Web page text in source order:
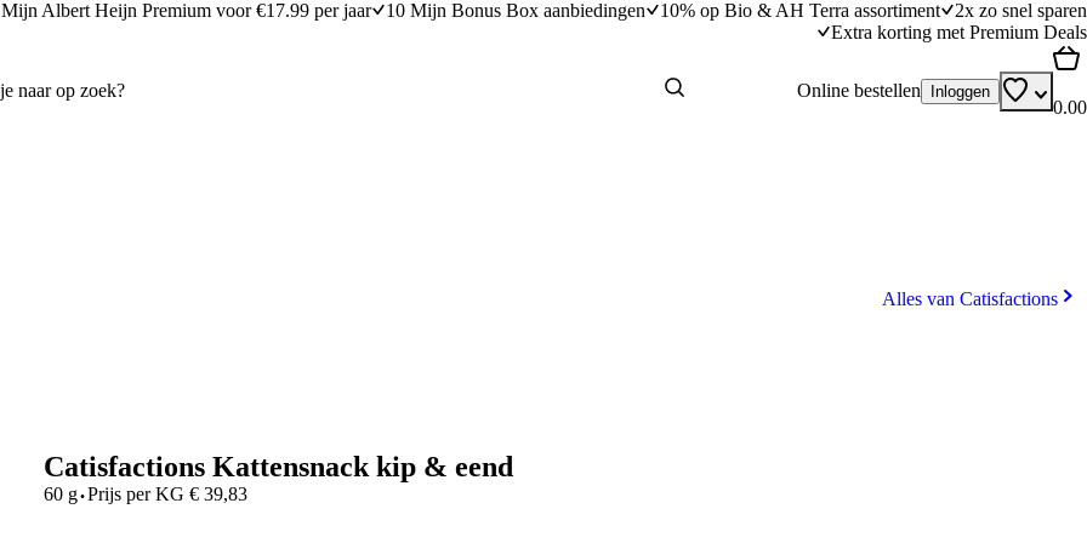
Mijn Albert Heijn Premium voor €17.99 per jaar 10 Mijn Bonus Box aanbiedingen 10% op Bio & AH Terra assortiment
2x zo snel sparen
Extra korting met Premium Deals
Online bestellen Inloggen
0.00
Alles van Catisfactions
Catisfactions Kattensnack kip & eend
60 g·Prijs per KG € 39,83